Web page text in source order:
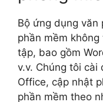
Bộ ứng dụng văn
phần mềm
tập, bao gồm
v.v. Chúng tôi
Office, cập nhật
phần mềm theo